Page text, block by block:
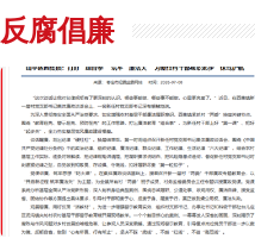
反腐倡廉